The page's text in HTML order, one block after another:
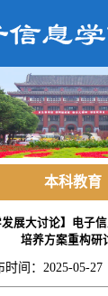
本科教育
发展大讨论】电子
培养方案重构研
时间：2025-05-27